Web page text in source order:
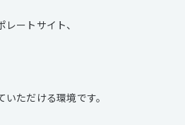
ートサイト、
ただける環境です。